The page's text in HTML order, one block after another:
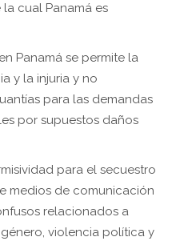
cual Panamá es
Panamá se permite la
y la injuria y no
para las demandas
por supuestos daños
para el secuestro
medios de comunicación
relacionados a
violencia política y